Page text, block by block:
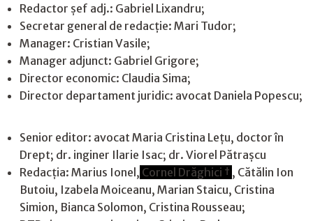
Redactor șef adj.: Gabriel Lixandru;
Secretar general de redacție: Mari Tudor;
Manager: Cristian Vasile;
Manager adjunct: Gabriel Grigore;
Director economic: Claudia Sima;
Director departament juridic: avocat Daniela Popescu;
Senior editor: avocat Maria Cristina Leţu, doctor în
Drept; dr. inginer Ilarie Isac; dr. Viorel Pătrașcu
Redacţia: Marius Ionel, Cornel Drăghici † , Cătălin Ion
Butoiu, Izabela Moiceanu, Marian Staicu, Cristina
Simion, Bianca Solomon, Cristina Rousseau;